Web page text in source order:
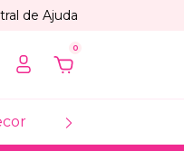
de Ajuda
0
Coleções